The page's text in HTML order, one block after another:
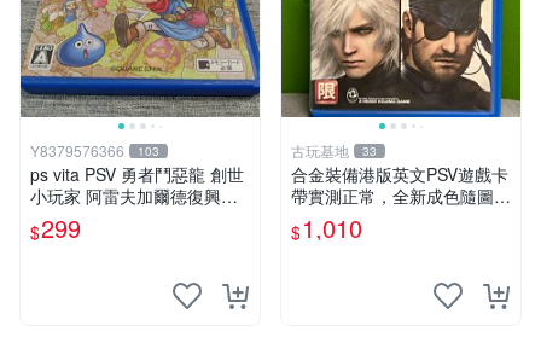
Y8379576366 103
ps vita PSV 勇者鬥惡龍 創世
小玩家 阿雷夫加爾德復興記
純日版 （編號15）
$299
古玩基地 33
合金裝備港版英文PSV遊戲卡
帶實測正常，全新成色隨圖確
認，嚴選 giochi 光盞 游戲
$1,010